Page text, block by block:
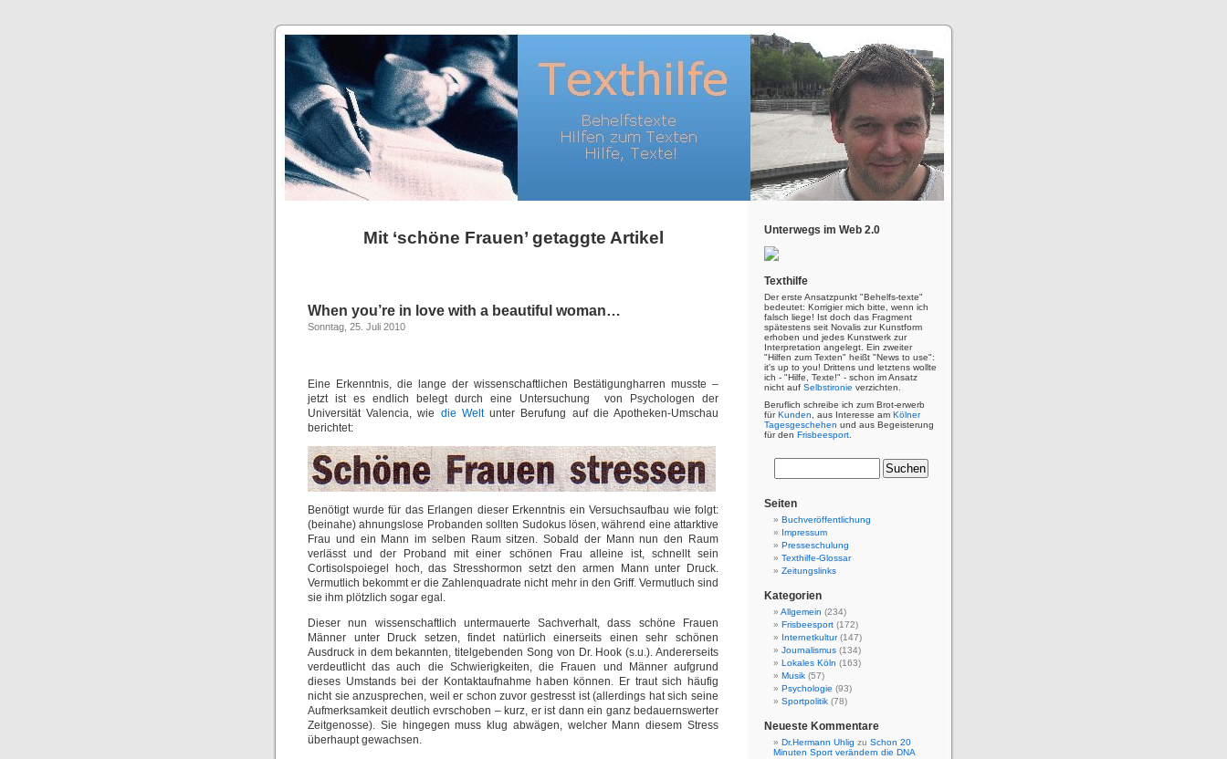
Mit ‘schöne Frauen’ getaggte Artikel
When you’re in love with a beautiful woman…
Sonntag, 25. Juli 2010
Eine Erkenntnis, die lange der wissenschaftlichen Bestätigungharren musste –
jetzt ist es endlich belegt durch eine Untersuchung von Psychologen der
Universität Valencia, wie die Weltunter Berufung auf die Apotheken-Umschau
berichtet:
Benötigt wurde für das Erlangen dieser Erkenntnis ein Versuchsaufbau wie folgt:
(beinahe) ahnungslose Probanden sollten Sudokus lösen, während eine attarktive
Frau und ein Mann im selben Raum sitzen. Sobald der Mann nun den Raum
verlässt und der Proband mit einer schönen Frau alleine ist, schnellt sein
Cortisolspoiegel hoch, das Stresshormon setzt den armen Mann unter Druck.
Vermutlich bekommt er die Zahlenquadrate nicht mehr in den Griff. Vermutluch sind
sie ihm plötzlich sogar egal.
Dieser nun wissenschaftlich untermauerte Sachverhalt, dass schöne Frauen
Männer unter Druck setzen, findet natürlich einerseits einen sehr schönen
Ausdruck in dem bekannten, titelgebenden Song von Dr. Hook (s.u.). Andererseits
verdeutlicht das auch die Schwierigkeiten, die Frauen und Männer aufgrund
dieses Umstands bei der Kontaktaufnahme haben können. Er traut sich häufig
nicht sie anzusprechen, weil er schon zuvor gestresst ist (allerdings hat sich seine
Aufmerksamkeit deutlich evrschoben – kurz, er ist dann ein ganz bedauernswerter
Zeitgenosse). Sie hingegen muss klug abwägen, welcher Mann diesem Stress
überhaupt gewachsen.
Unterwegs im Web 2.0
Texthilfe
Der erste Ansatzpunkt "Behelfs-texte"
bedeutet: Korrigier mich bitte, wenn ich
falsch liege! Ist doch das Fragment
spätestens seit Novalis zur Kunstform
erhoben und jedes Kunstwerk zur
Interpretation angelegt. Ein zweiter
"Hilfen zum Texten" heißt "News to use":
it's up to you! Drittens und letztens wollte
ich - "Hilfe, Texte!" - schon im Ansatz
nicht auf Selbstironie verzichten.
Beruflich schreibe ich zum Brot-erwerb
fürKunden , aus Interesse am Kölner
Tagesgeschehen und aus Begeisterung
für den Frisbeesport
Seiten
Buchveröffentlichung
Impressum
Presseschulung
Texthilfe-Glossar
Zeitungslinks
Kategorien
Allgemein (234)
Frisbeesport (172)
Internetkultur(147)
Journalismus (134)
Lokales Köln (163)
Musik (57)
Psychologie (93)
Sportpolitik (78)
Neueste Kommentare
Dr.Hermann Uhlig zu Schon 20
Minuten Sport verändern die DNA